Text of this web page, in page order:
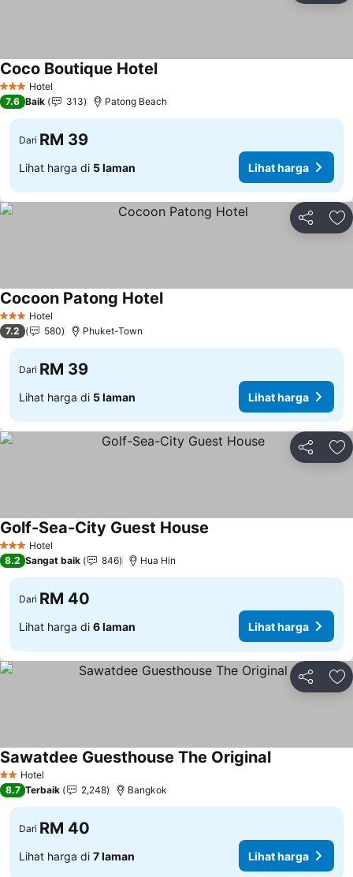
3 BintangHotel
Coco Boutique HotelLihat harga
7.6 Baik 313 Patong Beach
Dari RM 39
Lihat harga di 5 laman Lihat harga
Kongsi
3 BintangHotel
Cocoon Patong HotelLihat harga
7.2 580 Phuket-Town
Dari RM 39
Lihat harga di 5 laman Lihat harga
Kongsi
3 BintangHotel
Golf-Sea-City Guest House
8.2 Sangat baik 846 Hua Hin
Dari RM 40
Lihat harga di 6 laman Lihat harga
Kongsi
2 Bintang
Hotel
Sawatdee Guesthouse The OriginalLihat harga
8.7 Terbaik 2,248 Bangkok
Dari RM 40
Lihat harga di 7 laman Lihat harga